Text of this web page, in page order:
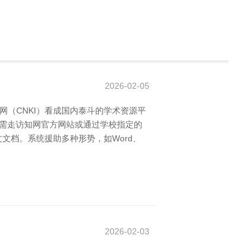
2026-02-05
（CNKI）看成国内泰斗的学术资源平
走访知网官方网站或通过学校指定的
档。系统援助多种形势，如Word、
2026-02-03